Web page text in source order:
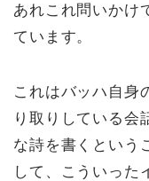
あれこれ問いかけ
ています。
これはバッハ自身
り取りしている会
な詩を書くという
して、こういった